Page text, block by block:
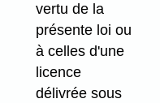
vertu de la
présente loi ou
à celles d'une
licence
délivrée sous